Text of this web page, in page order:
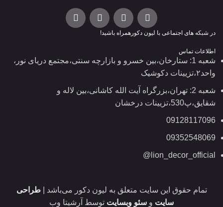
در شبکه های اجتماعی با لیون دکورهمراه باشید!
اطلاعات تماس
شعبه 1: ستارخان،بین خسرو و بازارچه سنتی،مجتمع دریای نور،
واحد۲،تزیینات دکوشیک
شعبه 2: تهران،بزرگراه آیت الله کاشانی،بین لاله و
شقایق،پ530،تزیینات درخشان
09128117096
09352548069
lion_decor_official@
تمام حقوق این سایت متعلق به لیون دکور می‌باشد |طراحی
سایت و سئو وبسایت توسط آرشیتا وب